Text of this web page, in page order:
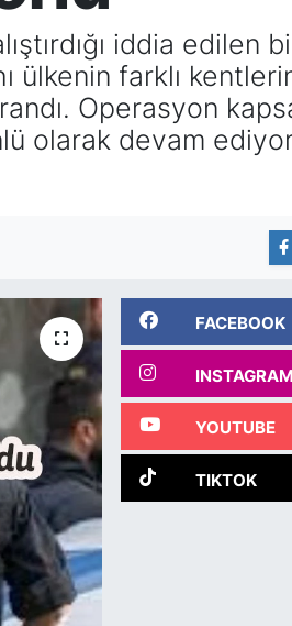
iddia edilen
ülkenin farklı
Operasyon
olarak devam
FACEBOOK
INSTAGRAM
YOUTUBE
TIKTOK